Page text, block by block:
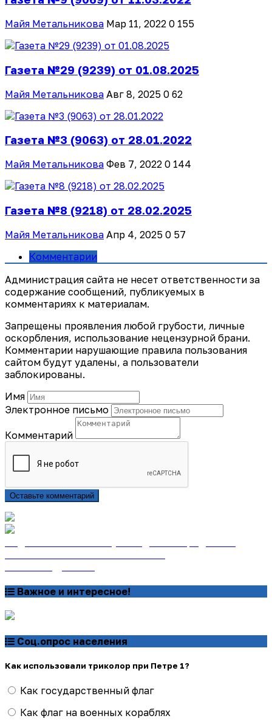
Майя Метальникова Мар 11, 2022 0 155
Газета №29 (9239) от 01.08.2025
Майя Метальникова Авг 8, 2025 0 62
Газета №3 (9063) от 28.01.2022
Майя Метальникова Фев 7, 2022 0 144
Газета №8 (9218) от 28.02.2025
Майя Метальникова Апр 4, 2025 0 57
Комментарии
Администрация сайта не несет ответственности за
содержание сообщений, публикуемых в
комментариях к материалам.
Запрещены проявления любой грубости, личные
оскорбления, использование нецензурной брани.
Комментарии нарушающие правила пользования
сайтом будут удалены, а пользователи
заблокированы.
Имя
Электронное письмо
Комментарий
Оставьте комментарий
Важное и интересное!
Соц.опрос населения
Как использовали триколор при Петре 1?
Как государственный флаг
Как флаг на военных кораблях